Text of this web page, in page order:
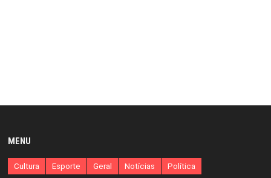
MENU
Cultura Esporte Geral Notícias Política